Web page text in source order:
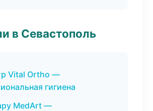
в Севастополь
Vital Ortho —
гигиена
MedArt —